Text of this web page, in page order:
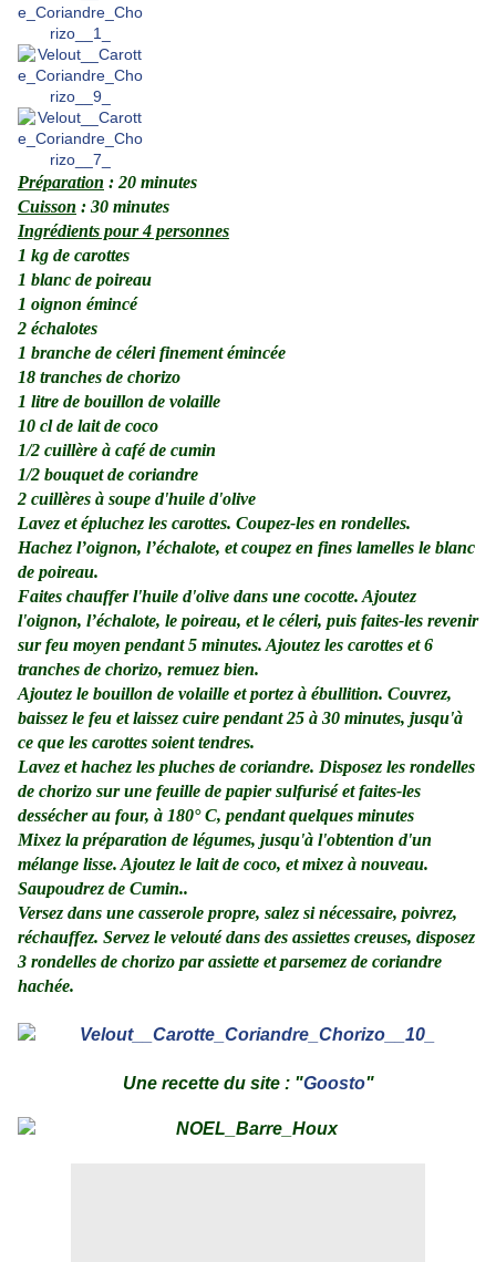
Préparation : 20 minutes
Cuisson : 30 minutes
Ingrédients pour 4 personnes
1 kg de carottes
1 blanc de poireau
1 oignon émincé
2 échalotes
1 branche de céleri finement émincée
18 tranches de chorizo
1 litre de bouillon de volaille
10 cl de lait de coco
1/2 cuillère à café de cumin
1/2 bouquet de coriandre
2 cuillères à soupe d'huile d'olive
Lavez et épluchez les carottes. Coupez-les en rondelles.
Hachez l’oignon, l’échalote, et coupez en fines lamelles le blanc
de poireau.
Faites chauffer l'huile d'olive dans une cocotte. Ajoutez
l'oignon, l’échalote, le poireau, et le céleri, puis faites-les revenir
sur feu moyen pendant 5 minutes. Ajoutez les carottes et 6
tranches de chorizo, remuez bien.
Ajoutez le bouillon de volaille et portez à ébullition. Couvrez,
baissez le feu et laissez cuire pendant 25 à 30 minutes, jusqu'à
ce que les carottes soient tendres.
Lavez et hachez les pluches de coriandre. Disposez les rondelles
de chorizo sur une feuille de papier sulfurisé et faites-les
dessécher au four, à 180° C, pendant quelques minutes
Mixez la préparation de légumes, jusqu'à l'obtention d'un
mélange lisse. Ajoutez le lait de coco, et mixez à nouveau.
Saupoudrez de Cumin..
Versez dans une casserole propre, salez si nécessaire, poivrez,
réchauffez. Servez le velouté dans des assiettes creuses, disposez
3 rondelles de chorizo par assiette et parsemez de coriandre
hachée.
Une recette du site : "Goosto"